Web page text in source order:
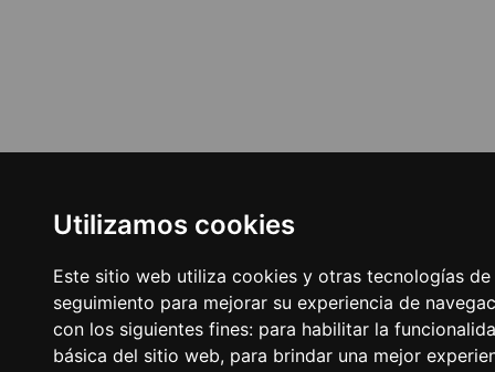
Utilizamos cookies
Este sitio web utiliza cookies y otras tecnologías de
seguimiento para mejorar su experiencia de
con los siguientes fines: para habilitar la
básica del sitio web, para brindar una mejor